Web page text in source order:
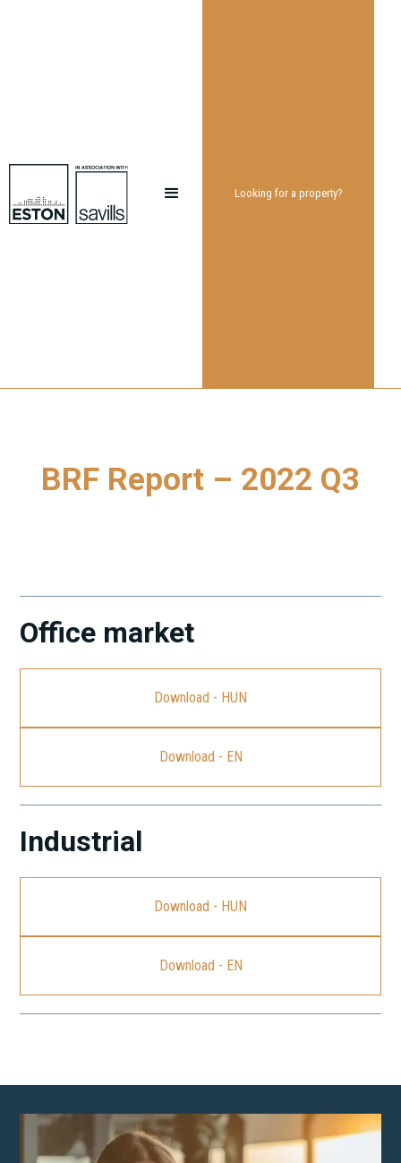
Looking for a property?
BRF Report – 2022 Q3
Office market
Download - HUN
Download - EN
Industrial
Download - HUN
Download - EN